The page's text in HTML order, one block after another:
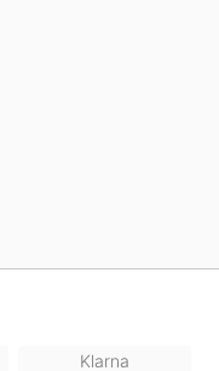
Klarna